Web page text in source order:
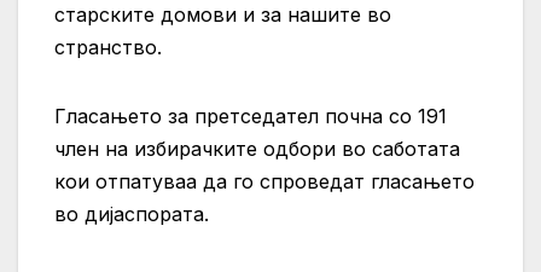
старските домови и за нашите во
странство.
Гласањето за претседател почна со 191
член на избирачките одбори во саботата
кои отпатуваа да го спроведат гласањето
во дијаспората.